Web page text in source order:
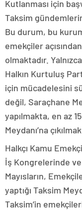
Kutlanması için
Taksim
Bu durum, bu
emekçiler
olmaktadır.
Halkın Kurtuluş
için mücadelesini
değil, Saraçhane
yapılmakta, en az
Meydanı’na
Halkçı Kamu
İş Kongrelerinde ve
Mayısların,
yaptığı Taksim
Taksim’in